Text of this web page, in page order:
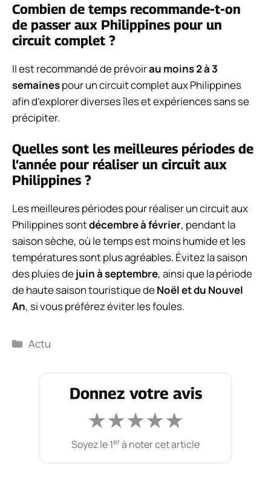
Combien de temps recommande-t-on
de passer aux Philippines pour un
circuit complet ?
Il est recommandé de prévoirau moins 2 à 3
semainespour un circuit complet aux Philippines
afin d’explorer diverses îles et expériences sans se
précipiter.
Quelles sont les meilleures périodes de
l’année pour réaliser un circuit aux
Philippines ?
Les meilleures périodes pour réaliser un circuit aux
Philippines sontdécembre à février, pendant la
saison sèche, où le temps est moins humide et les
températures sont plus agréables. Évitez la saison
des pluies dejuin à septembre, ainsi que la période
de haute saison touristique deNoël et du Nouvel
An, si vous préférez éviter les foules.
Catégories
Actu
Donnez votre avis
★★★★★
Soyez le 1erà noter cet article